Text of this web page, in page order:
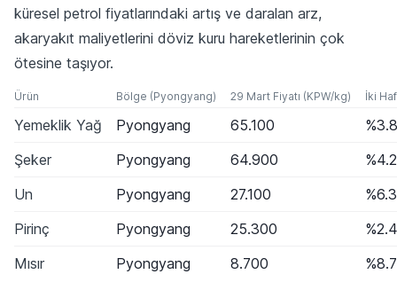
küresel petrol fiyatlarındaki artış ve daralan arz,
akaryakıt maliyetlerini döviz kuru hareketlerinin çok
ötesine taşıyor.
Ürün Bölge (Pyongyang) 29 Mart Fiyatı (KPW/kg) İki
Yemeklik Yağ Pyongyang 65.100
%3.8
Şeker
Pyongyang 64.900
%4.2
Un
Pyongyang 27.100
%6.3
Pirinç
Pyongyang 25.300
%2.4
Mısır
Pyongyang 8.700 %8.7